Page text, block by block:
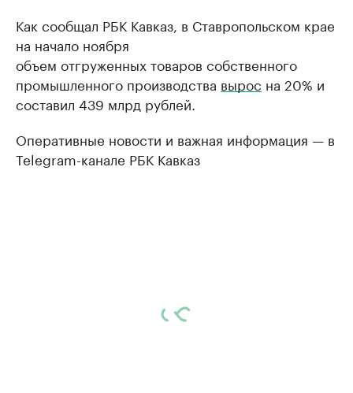
Как сообщал РБК Кавказ, в Ставропольском крае
на начало ноября
объем отгруженных товаров собственного
промышленного производства вырос на 20% и
составил 439 млрд рублей.
Оперативные новости и важная информация — в
Telegram-канале РБК Кавказ